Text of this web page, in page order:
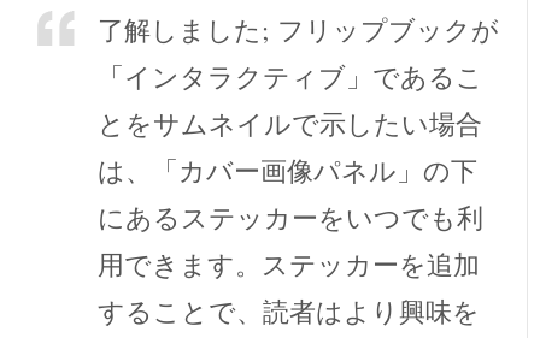
了解しました; フリップブックが
「インタラクティブ」であるこ
とをサムネイルで示したい場合
は、「カバー画像パネル」の下
にあるステッカーをいつでも利
用できます。ステッカーを追加
することで、読者はより興味を